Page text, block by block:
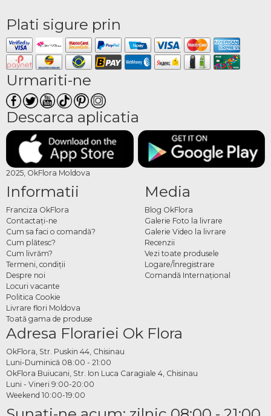
Plati sigure prin
Urmariti-ne
Descarca aplicatia
2025, OkFlora Moldova
Informatii
Franciza OkFlora
Contactaţi-ne
Cum sa faci o comandă?
Cum plătesc?
Cum livrăm?
Termeni, condiţii
Despre noi
Locuri vacante
Politica Cookie
Livrare flori Moldova
Toată gama de produse
Media
Blog OkFlora
Galerie Foto la livrare
Galerie Video la livrare
Recenzii
Vezi toate produsele
Logare/Înregistrare
Comandă Internațional
Adresa Florariei Ok Flora
OkFlora, Str. Puskin 44, Chisinau
Luni-Duminică 08:00 - 21:00
OkFlora Buiucani, Str. Ion Luca Caragiale 4, Chisinau
Luni - Vineri 9:00-20:00
Weekend 10:00-19:00